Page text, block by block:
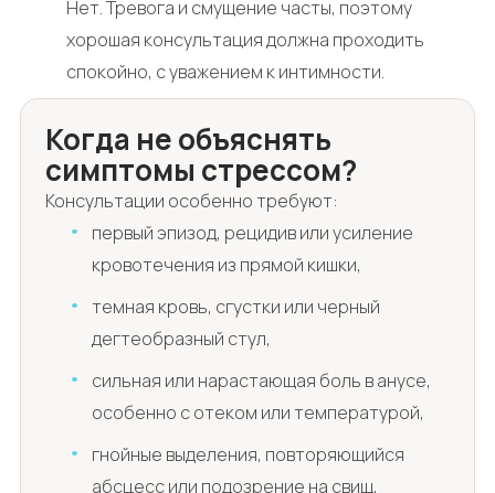
Нет. Тревога и смущение часты, поэтому
хорошая консультация должна проходить
спокойно, с уважением к интимности.
Когда не объяснять
симптомы стрессом?
Консультации особенно требуют:
первый эпизод, рецидив или усиление
кровотечения из прямой кишки,
темная кровь, сгустки или черный
дегтеобразный стул,
сильная или нарастающая боль в анусе,
особенно с отеком или температурой,
гнойные выделения, повторяющийся
абсцесс или подозрение на свищ,